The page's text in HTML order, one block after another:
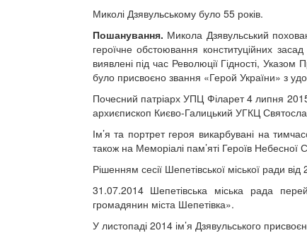
Миколі Дзявульському було 55 років.
Пошанування. Микола Дзявульський
героїчне обстоювання конституційних
виявлені під час Революції Гідності,
було присвоєно звання «Герой України» з
Почесний патріарх УПЦ Філарет 4 липня
архиєпископ Києво-Галицький УГКЦ
Ім’я та портрет героя викарбувані на
також на Меморіалі пам’яті Героїв Небесної
Рішенням сесії Шепетівської міської ради
31.07.2014 Шепетівська міська рада
громадянин міста Шепетівка».
У листопаді 2014 ім’я Дзявульського